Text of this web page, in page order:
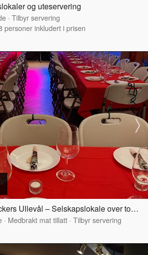
og uteservering
· Tilbyr servering
personer inkludert i prisen
Eckers Ullevål - Eckers Ullevål – Selskapslokale over to etasjer
· Medbrakt mat tillatt · Tilbyr servering